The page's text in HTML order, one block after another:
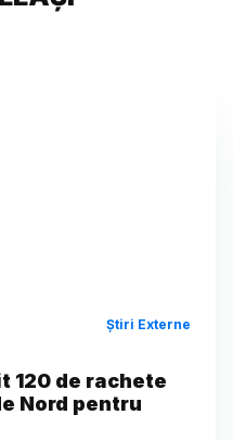
Știri Externe
120 de rachete
Nord pentru